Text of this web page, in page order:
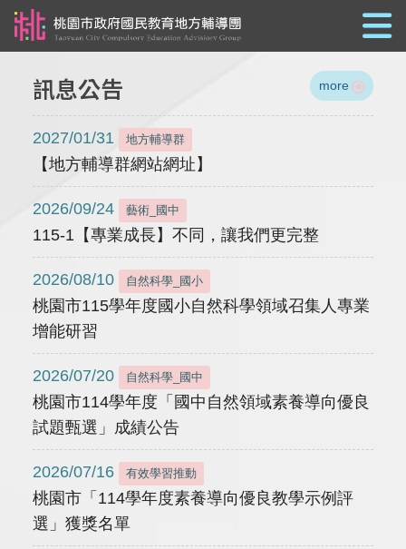
訊息公告 more
2027/01/31 地方輔導群
【地方輔導群網站網址】
2026/09/24 藝術_國中
115-1【專業成長】不同，讓我們更完整
2026/08/10 自然科學_國小
桃園市115學年度國小自然科學領域召集人專業
增能研習
2026/07/20 自然科學_國中
桃園市114學年度「國中自然領域素養導向優良
試題甄選」成績公告
2026/07/16 有效學習推動
桃園市「114學年度素養導向優良教學示例評
選」獲獎名單